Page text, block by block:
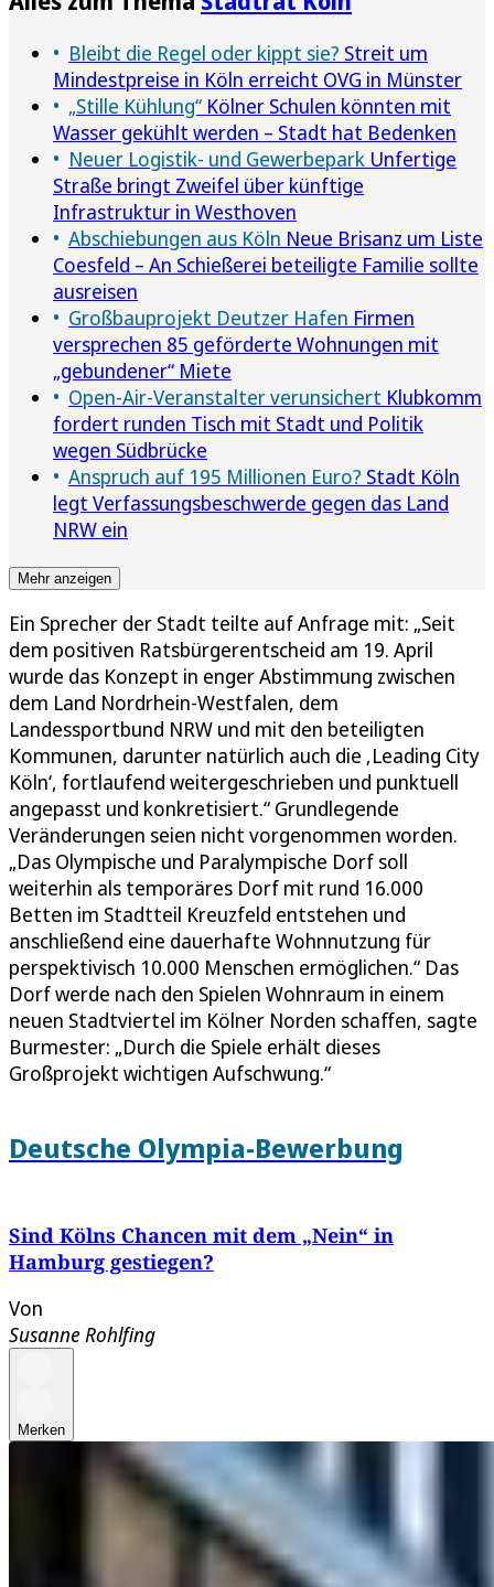
Bleibt die Regel oder kippt sie? Streit um
Mindestpreise in Köln erreicht OVG in Münster
„Stille Kühlung“ Kölner Schulen könnten mit
Wasser gekühlt werden – Stadt hat Bedenken
Neuer Logistik- und Gewerbepark Unfertige
Straße bringt Zweifel über künftige
Infrastruktur in Westhoven
Abschiebungen aus Köln Neue Brisanz um Liste
Coesfeld – An Schießerei beteiligte Familie sollte
ausreisen
Großbauprojekt Deutzer Hafen Firmen
versprechen 85 geförderte Wohnungen mit
„gebundener“ Miete
Open-Air-Veranstalter verunsichert Klubkomm
fordert runden Tisch mit Stadt und Politik
wegen Südbrücke
Anspruch auf 195 Millionen Euro? Stadt Köln
legt Verfassungsbeschwerde gegen das Land
NRW ein
Mehr anzeigen
Ein Sprecher der Stadt teilte auf Anfrage mit: „Seit
dem positiven Ratsbürgerentscheid am 19. April
wurde das Konzept in enger Abstimmung zwischen
dem Land Nordrhein-Westfalen, dem
Landessportbund NRW und mit den beteiligten
Kommunen, darunter natürlich auch die ‚Leading City
Köln‘, fortlaufend weitergeschrieben und punktuell
angepasst und konkretisiert.“ Grundlegende
Veränderungen seien nicht vorgenommen worden.
„Das Olympische und Paralympische Dorf soll
weiterhin als temporäres Dorf mit rund 16.000
Betten im Stadtteil Kreuzfeld entstehen und
anschließend eine dauerhafte Wohnnutzung für
perspektivisch 10.000 Menschen ermöglichen.“ Das
Dorf werde nach den Spielen Wohnraum in einem
neuen Stadtviertel im Kölner Norden schaffen, sagte
Burmester: „Durch die Spiele erhält dieses
Großprojekt wichtigen Aufschwung.“
Deutsche Olympia-Bewerbung
Sind Kölns Chancen mit dem „Nein“ in
Hamburg gestiegen?
Von
Susanne Rohlfing
Merken